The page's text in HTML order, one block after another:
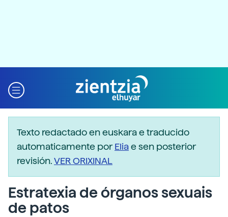
Texto redactado en euskara e traducido
automaticamente porEliae sen posterior
revisión.VER ORIXINAL
Estratexia de órganos sexuais
de patos